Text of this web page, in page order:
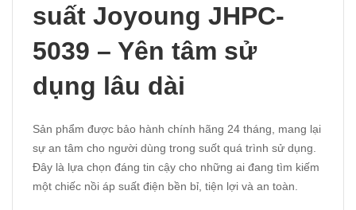
suất Joyoung JHPC-
5039 – Yên tâm sử
dụng lâu dài
Sản phẩm được bảo hành chính hãng 24 tháng, mang lại
sự an tâm cho người dùng trong suốt quá trình sử dụng.
Đây là lựa chọn đáng tin cậy cho những ai đang tìm kiếm
một chiếc nồi áp suất điện bền bỉ, tiện lợi và an toàn.